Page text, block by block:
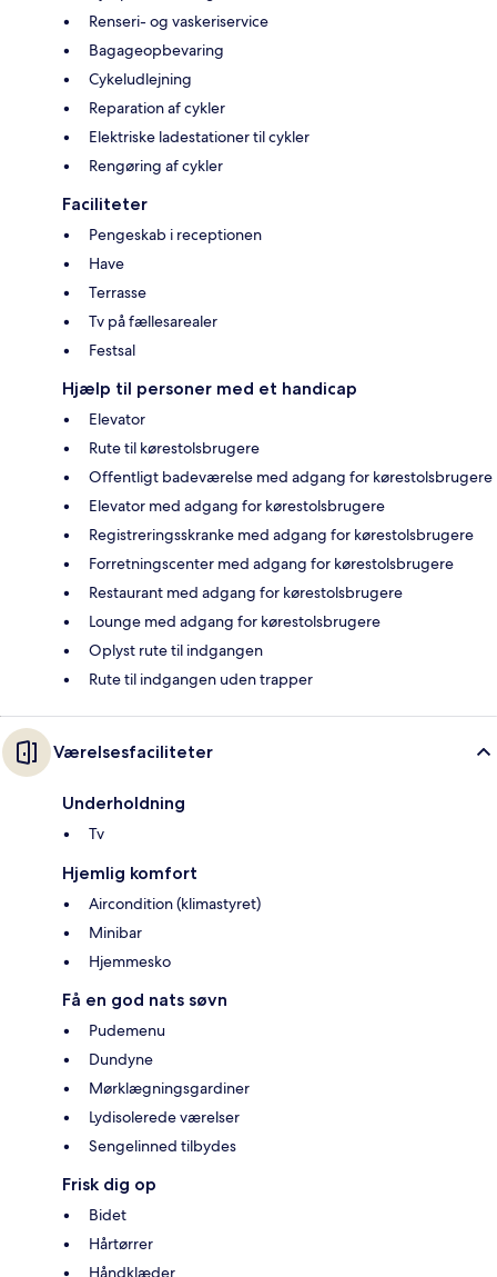
Renseri- og vaskeriservice
Bagageopbevaring
Cykeludlejning
Reparation af cykler
Elektriske ladestationer til cykler
Rengøring af cykler
Faciliteter
Pengeskab i receptionen
Have
Terrasse
Tv på fællesarealer
Festsal
Hjælp til personer med et handicap
Elevator
Rute til kørestolsbrugere
Offentligt badeværelse med adgang for kørestolsbrugere
Elevator med adgang for kørestolsbrugere
Registreringsskranke med adgang for kørestolsbrugere
Forretningscenter med adgang for kørestolsbrugere
Restaurant med adgang for kørestolsbrugere
Lounge med adgang for kørestolsbrugere
Oplyst rute til indgangen
Rute til indgangen uden trapper
Værelsesfaciliteter
Underholdning
Tv
Hjemlig komfort
Aircondition (klimastyret)
Minibar
Hjemmesko
Få en god nats søvn
Pudemenu
Dundyne
Mørklægningsgardiner
Lydisolerede værelser
Sengelinned tilbydes
Frisk dig op
Bidet
Hårtørrer
Håndklæder